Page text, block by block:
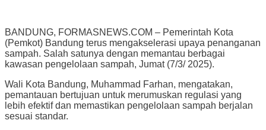
BANDUNG, FORMASNEWS.COM – Pemerintah Kota
(Pemkot) Bandung terus mengakselerasi upaya penanganan
sampah. Salah satunya dengan memantau berbagai
kawasan pengelolaan sampah, Jumat (7/3/ 2025).
Wali Kota Bandung, Muhammad Farhan, mengatakan,
pemantauan bertujuan untuk merumuskan regulasi yang
lebih efektif dan memastikan pengelolaan sampah berjalan
sesuai standar.